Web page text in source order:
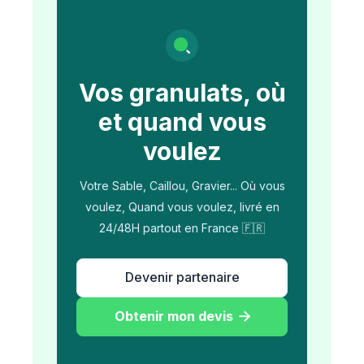
Vos granulats, où
et quand vous
voulez
Votre Sable, Caillou, Gravier... Où vous
voulez, Quand vous voulez, livré en
24/48H partout en France 🇫🇷
Devenir partenaire
Obtenir mon devis 